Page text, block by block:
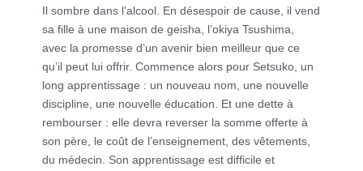
Il sombre dans l’alcool. En désespoir de cause, il vend
sa fille à une maison de geisha, l’okiya Tsushima,
avec la promesse d’un avenir bien meilleur que ce
qu’il peut lui offrir. Commence alors pour Setsuko, un
long apprentissage : un nouveau nom, une nouvelle
discipline, une nouvelle éducation. Et une dette à
rembourser : elle devra reverser la somme offerte à
son père, le coût de l’enseignement, des vêtements,
du médecin. Son apprentissage est difficile et